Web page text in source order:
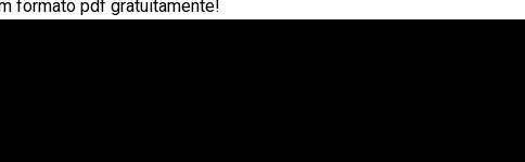
formato pdf gratuitamente!